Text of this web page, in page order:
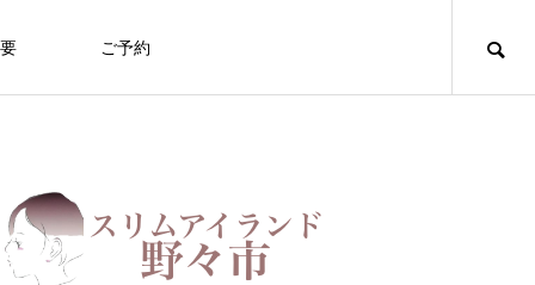
ご予約